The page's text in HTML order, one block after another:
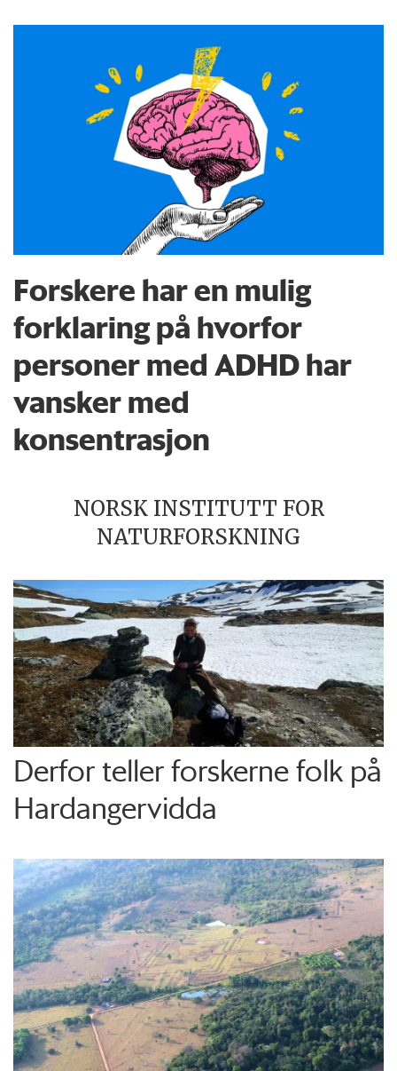
Forskere har en mulig
forklaring på hvorfor
personer med ADHD har
vansker med
konsentrasjon
NORSK INSTITUTT FOR
NATURFORSKNING
Derfor teller forskerne folk på
Hardangervidda